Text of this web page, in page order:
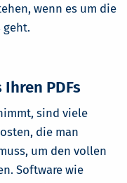
wenn es um die
geht.
PDFs
sind viele
die man
um den vollen
Software wie